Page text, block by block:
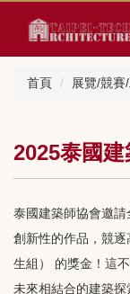
首頁 展覽/競賽
2025泰國
泰國建築師協會邀
創新性的作品，競
生組） 的獎金！這
未來相結合的建築